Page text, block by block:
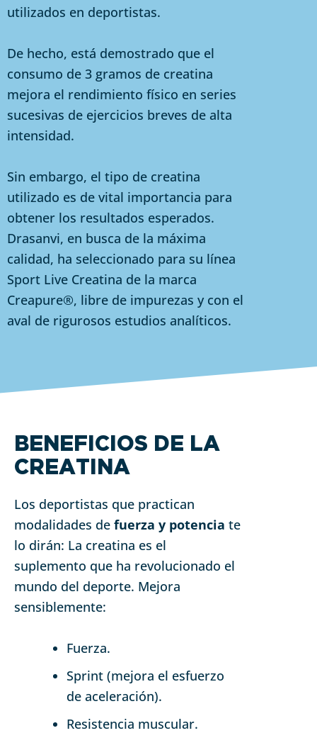
utilizados en deportistas.
De hecho, está demostrado que el
consumo de 3 gramos de creatina
mejora el rendimiento físico en series
sucesivas de ejercicios breves de alta
intensidad.
Sin embargo, el tipo de creatina
utilizado es de vital importancia para
obtener los resultados esperados.
Drasanvi, en busca de la máxima
calidad, ha seleccionado para su línea
Sport Live Creatina de la marca
Creapure®, libre de impurezas y con el
aval de rigurosos estudios analíticos.
BENEFICIOS DE LA
CREATINA
Los deportistas que practican
modalidades de fuerza y potencia te
lo dirán: La creatina es el
suplemento que ha revolucionado el
mundo del deporte. Mejora
sensiblemente:
Fuerza.
Sprint (mejora el esfuerzo
de aceleración).
Resistencia muscular.